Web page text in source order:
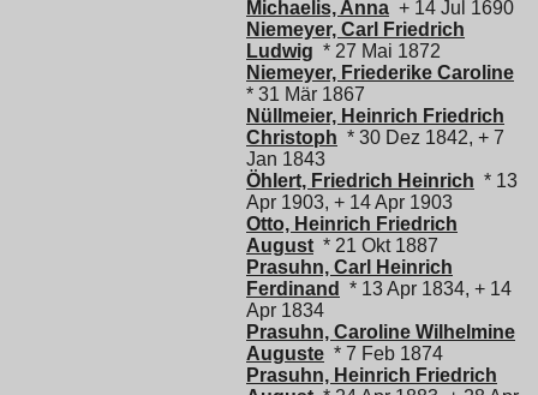
Michaelis, Anna + 14 Jul 1690
Niemeyer, Carl Friedrich
Ludwig * 27 Mai 1872
Niemeyer, Friederike Caroline
* 31 Mär 1867
Nüllmeier, Heinrich Friedrich
Christoph * 30 Dez 1842, + 7
Jan 1843
Öhlert, Friedrich Heinrich * 13
Apr 1903, + 14 Apr 1903
Otto, Heinrich Friedrich
August * 21 Okt 1887
Prasuhn, Carl Heinrich
Ferdinand
* 13 Apr 1834, + 14
Apr 1834
Prasuhn, Caroline Wilhelmine
Auguste * 7 Feb 1874
Prasuhn, Heinrich Friedrich